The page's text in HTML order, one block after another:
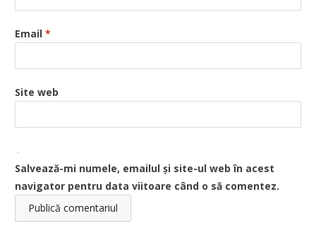
Email*
Site web
Salvează-mi numele, emailul și site-ul web în acest
navigator pentru data viitoare când o să comentez.